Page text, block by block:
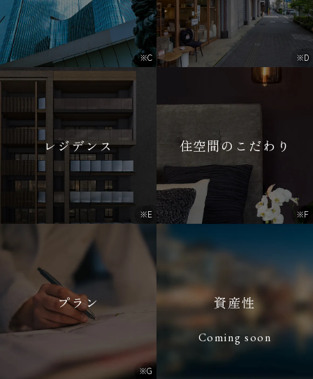
※C ※D
レジデンス
※E
住空間のこだわり
※F
プラン
※G
資産性
Coming soon